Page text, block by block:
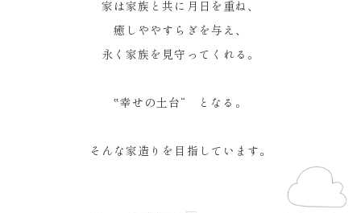
家は家族と共に月日を重ね、
癒しややすらぎを与え、
永く家族を見守ってくれる。
‟幸せの土台“ となる。
そんな家造りを目指しています。